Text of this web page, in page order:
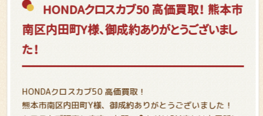
HONDAクロスカブ50 高価買取！ 熊本市
南区内田町Y様、御成約ありがとうございまし
た！
HONDAクロスカブ50 高価買取！
熊本市南区内田町Y様、御成約ありがとうございました！